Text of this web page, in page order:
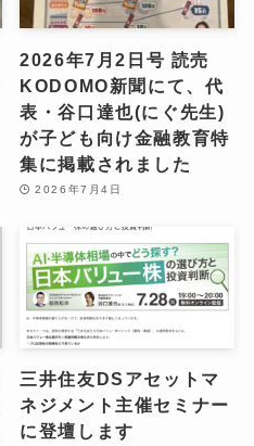
2026年7月2日号 読売
KODOMO新聞にて、代
表・谷口達也(にぐ先生)
が子ども向け金融教育特
集に掲載されました
2026年7月4日
三井住友DSアセットマ
ネジメント主催セミナー
に登壇します